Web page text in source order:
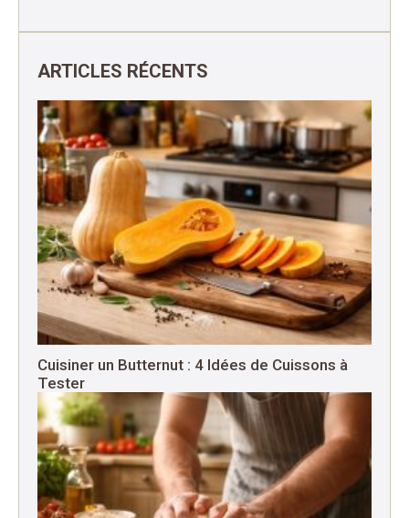
ARTICLES RÉCENTS
Cuisiner un Butternut : 4 Idées de Cuissons à
Tester